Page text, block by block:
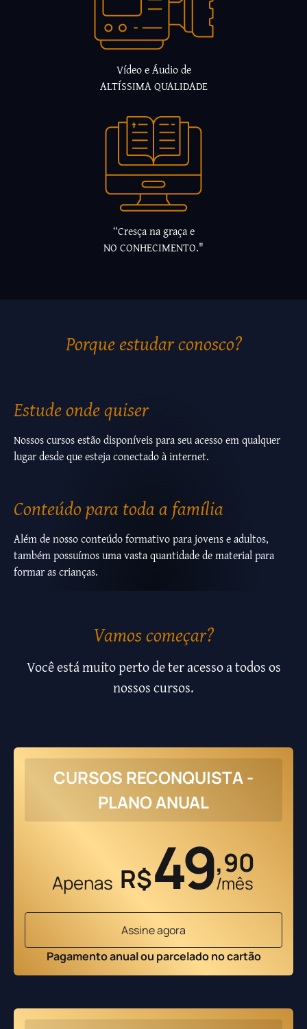
Vídeo e Áudio de
ALTÍSSIMA QUALIDADE
“Cresça na graça e
NO CONHECIMENTO."
Porque estudar conosco?
Estude onde quiser
Nossos cursos estão disponíveis para seu acesso em qualquer
lugar desde que esteja conectado à internet.
Conteúdo para toda a família
Além de nosso conteúdo formativo para jovens e adultos,
também possuímos uma vasta quantidade de material para
formar as crianças.
Vamos começar?
Você está muito perto de ter acesso a todos os
nossos cursos.
CURSOS RECONQUISTA -
PLANO ANUAL
Apenas R$49,90
/mês
Assine agora
Pagamento anual ou parcelado no cartão